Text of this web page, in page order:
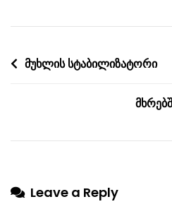
Post
მუხლის სტაბილიზატორი
Leave a Reply